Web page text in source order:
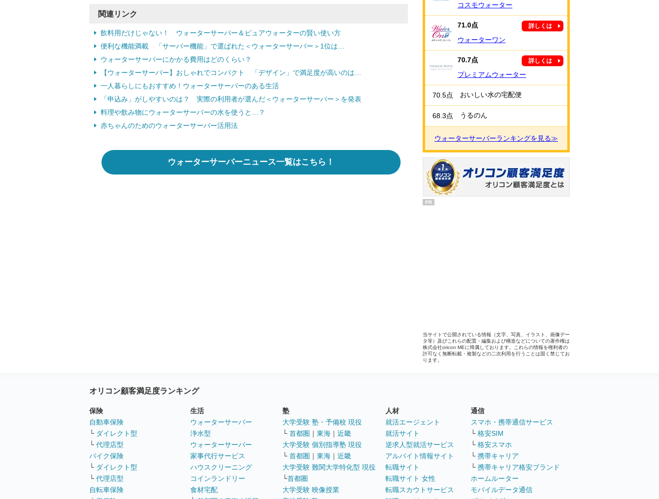
関連リンク
飲料用だけじゃない！ ウォーターサーバー＆ピュアウォーターの賢い使い方
便利な機能満載 「サーバー機能」で選ばれた＜ウォーターサーバー＞1位は…
ウォーターサーバーにかかる費用はどのくらい？
【ウォーターサーバー】おしゃれでコンパクト 「デザイン」で満足度が高いのは…
一人暮らしにもおすすめ！ウォーターサーバーのある生活
「申込み」がしやすいのは？ 実際の利用者が選んだ＜ウォーターサーバー＞を発表
料理や飲み物にウォーターサーバーの水を使うと…？
赤ちゃんのためのウォーターサーバー活用法
ウォーターサーバーニュース一覧はこちら！
コスモウォーター
71.0点 詳しくは
ウォーターワン
70.7点 詳しくは
プレミアムウォーター
70.5点 おいしい水の宅配便
68.3点 うるのん
ウォーターサーバーランキングを見る≫
PR
当サイトで公開されている情報（文字、写真、イラスト、画像デー
タ等）及びこれらの配置・編集および構造などについての著作権は
株式会社oricon MEに帰属しております。これらの情報を権利者の
許可なく無断転載・複製などの二次利用を行うことは固く禁じてお
ります。
オリコン顧客満足度ランキング
保険
自動車保険
└ ダイレクト型
└ 代理店型
バイク保険
└ ダイレクト型
└ 代理店型
自転車保険
生活
ウォーターサーバー
浄水型
ウォーターサーバー
家事代行サービス
ハウスクリーニング
コインランドリー
食材宅配
塾
大学受験 塾・予備校 現役
└ 首都圏 ｜ 東海 ｜ 近畿
大学受験 個別指導塾 現役
└ 首都圏 ｜ 東海 ｜ 近畿
大学受験 難関大学特化型 現役
└首都圏
大学受験 映像授業
人材
就活エージェント
就活サイト
逆求人型就活サービス
アルバイト情報サイト
転職サイト
転職サイト 女性
転職スカウトサービス
通信
スマホ・携帯通信サービス
└ 格安SIM
└ 格安スマホ
└ 携帯キャリア
└ 携帯キャリア格安ブランド
ホームルーター
モバイルデータ通信